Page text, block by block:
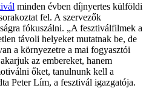
minden évben díjnyertes külföldi
fel. A szervezők
fókuszálni. „A fesztiválfilmek a
távoli helyeket mutatnak be, de
a környezetre a mai fogyasztói
az embereket, hanem
őket, tanulnunk kell a
Peter Lím, a fesztivál igazgatója.